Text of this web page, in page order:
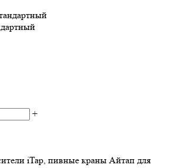
+
iTap, пивные краны Айтап для